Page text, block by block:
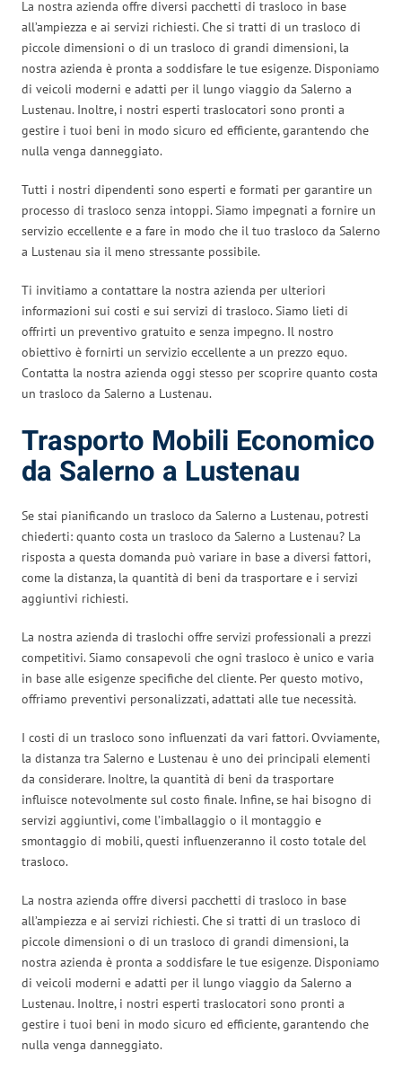
La nostra azienda offre diversi pacchetti di trasloco in base
all’ampiezza e ai servizi richiesti. Che si tratti di un trasloco di
piccole dimensioni o di un trasloco di grandi dimensioni, la
nostra azienda è pronta a soddisfare le tue esigenze. Disponiamo
di veicoli moderni e adatti per il lungo viaggio da Salerno a
Lustenau. Inoltre, i nostri esperti traslocatori sono pronti a
gestire i tuoi beni in modo sicuro ed efficiente, garantendo che
nulla venga danneggiato.
Tutti i nostri dipendenti sono esperti e formati per garantire un
processo di trasloco senza intoppi. Siamo impegnati a fornire un
servizio eccellente e a fare in modo che il tuo trasloco da Salerno
a Lustenau sia il meno stressante possibile.
Ti invitiamo a contattare la nostra azienda per ulteriori
informazioni sui costi e sui servizi di trasloco. Siamo lieti di
offrirti un preventivo gratuito e senza impegno. Il nostro
obiettivo è fornirti un servizio eccellente a un prezzo equo.
Contatta la nostra azienda oggi stesso per scoprire quanto costa
un trasloco da Salerno a Lustenau.
Trasporto Mobili Economico
da Salerno a Lustenau
Se stai pianificando un trasloco da Salerno a Lustenau, potresti
chiederti: quanto costa un trasloco da Salerno a Lustenau? La
risposta a questa domanda può variare in base a diversi fattori,
come la distanza, la quantità di beni da trasportare e i servizi
aggiuntivi richiesti.
La nostra azienda di traslochi offre servizi professionali a prezzi
competitivi. Siamo consapevoli che ogni trasloco è unico e varia
in base alle esigenze specifiche del cliente. Per questo motivo,
offriamo preventivi personalizzati, adattati alle tue necessità.
I costi di un trasloco sono influenzati da vari fattori. Ovviamente,
la distanza tra Salerno e Lustenau è uno dei principali elementi
da considerare. Inoltre, la quantità di beni da trasportare
influisce notevolmente sul costo finale. Infine, se hai bisogno di
servizi aggiuntivi, come l’imballaggio o il montaggio e
smontaggio di mobili, questi influenzeranno il costo totale del
trasloco.
La nostra azienda offre diversi pacchetti di trasloco in base
all’ampiezza e ai servizi richiesti. Che si tratti di un trasloco di
piccole dimensioni o di un trasloco di grandi dimensioni, la
nostra azienda è pronta a soddisfare le tue esigenze. Disponiamo
di veicoli moderni e adatti per il lungo viaggio da Salerno a
Lustenau. Inoltre, i nostri esperti traslocatori sono pronti a
gestire i tuoi beni in modo sicuro ed efficiente, garantendo che
nulla venga danneggiato.